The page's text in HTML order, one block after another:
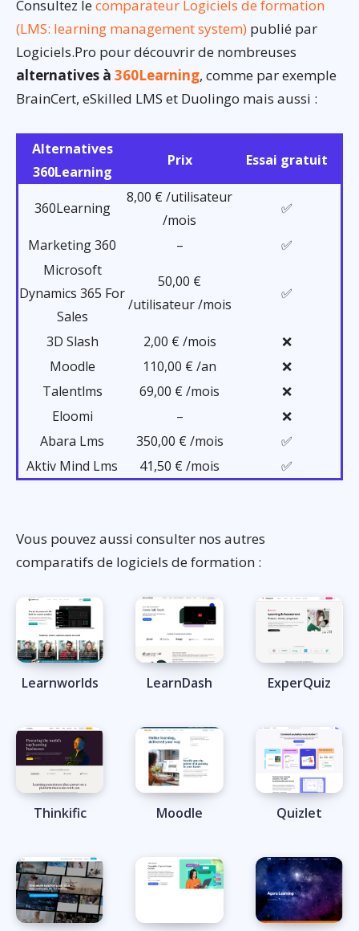
Consultez lecomparateur Logiciels de formation
(LMS: learning management system) publié par
Logiciels.Pro pour découvrir de nombreuses
alternatives à 360Learning, comme par exemple
BrainCert, eSkilled LMS et Duolingo mais aussi :
Alternatives
360Learning
Prix Essai gratuit
360Learning
8,00 € /utilisateur
/mois
✅
Marketing 360 –
✅
Microsoft
Dynamics 365 For
Sales
50,00 €
/utilisateur /mois
✅
3D Slash 2,00 € /mois
❌
Moodle
110,00 € /an
❌
Talentlms
69,00 € /mois
❌
Eloomi
–
❌
Abara Lms
350,00 € /mois
✅
Aktiv Mind Lms
41,50 € /mois ✅
Vous pouvez aussi consulter nos autres
comparatifs de logiciels de formation :
Learnworlds LearnDash ExperQuiz
Thinkific Moodle Quizlet